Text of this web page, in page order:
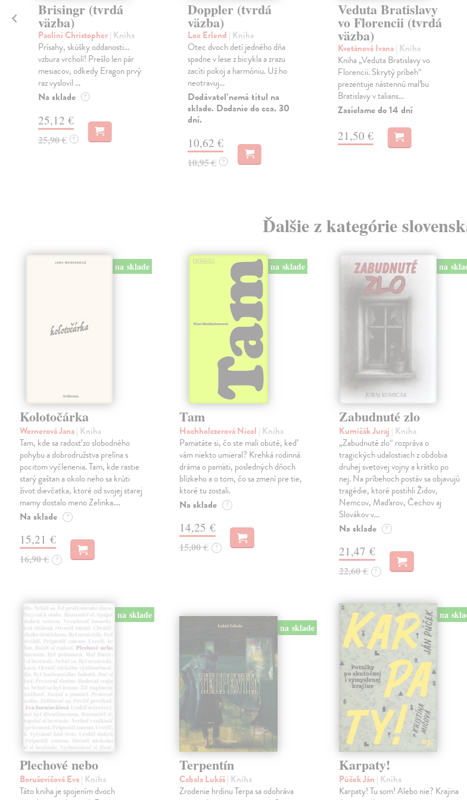
Brisingr (tvrdá
väzba)
Paolini Christopher| Kniha
Prísahy, skúšky oddanosti…
vzbura vrcholí! Prešlo len pár
mesiacov, odkedy Eragon prvý
raz vyslovil ...
Na sklade ?
25,12 €
25,90 € ?
Doppler (tvrdá
väzba)
Loe Erlend | Kniha
Otec dvoch detí jedného dňa
spadne v lese z bicykla a zrazu
zacíti pokoj a harmóniu. Už ho
neotravuj...
Dodávateľ nemá titul na
sklade. Dodanie do cca. 30
dní.
10,62 €
10,95 € ?
Veduta Bratislavy
vo Florencii (tvrdá
väzba)
Kvetánová Ivana| Kniha
Kniha „Veduta Bratislavy vo
Florencii. Skrytý príbeh“
prezentuje nástennú maľbu
Bratislavy v talians...
Zasielame do 14 dní
21,50 €
Ďalšie z kategórie
na sklade
Kolotočárka
Wernerová Jana| Kniha
Tam, kde sa radosť zo slobodného
pohybu a dobrodružstva prelína s
pocitom vyčlenenia. Tam, kde rastie
starý gaštan a okolo neho sa krúti
život dievčatka, ktoré od svojej starej
mamy dostalo meno Zelinka.…
Na sklade ?
15,21 €
16,90 € ?
na sklade
Tam
Hochholczerová Nicol | Kniha
Pamätáte si, čo ste mali obuté, keď
vám niekto umieral? Krehká rodinná
dráma o pamäti, posledných dňoch
blízkeho a o tom, čo sa zmení pre tie,
ktoré tu zostali.
Na sklade ?
14,25 €
15,00 € ?
na
Zabudnuté zlo
Kumičák Juraj | Kniha
„Zabudnuté zlo“ rozpráva o
tragických udalostiach z obdobia
druhej svetovej vojny a krátko po
nej. Na príbehoch postáv sa objavujú
tragédie, ktoré postihli Židov,
Nemcov, Maďarov, Čechov aj
Slovákov v…
Na sklade ?
21,47 €
22,60 € ?
na sklade
Plechové nebo
Borušovičová Eva| Kniha
Táto kniha je spojením dvoch
na sklade
Terpentín
Cabala Lukáš| Kniha
Zrodenie hrdinu Terpa sa odohráva
na
Karpaty!
Púček Ján | Kniha
Karpaty! Tu som! Alebo nie? Krajina